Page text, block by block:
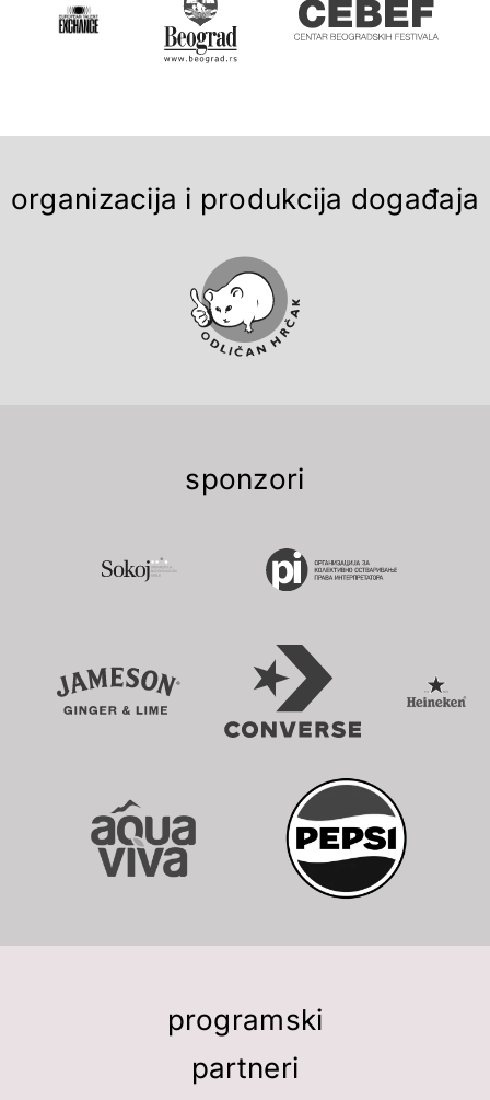
organizacija i produkcija događaja
sponzori
programski
partneri